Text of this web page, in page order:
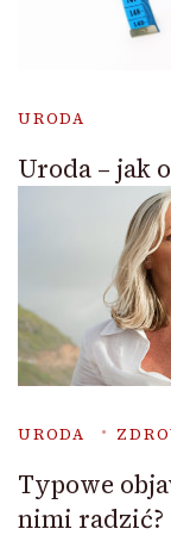
URODA
Uroda – jak
URODA
Typowe
nimi radzić?